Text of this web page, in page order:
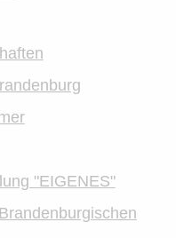
"EIGENES"